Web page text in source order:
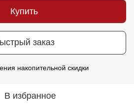
Купить
заказ
накопительной скидки
В избранное